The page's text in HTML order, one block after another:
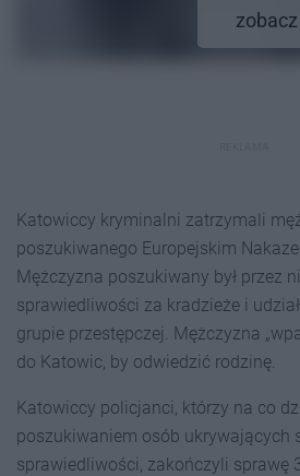
Katowiccy kryminalni zatrzymali
poszukiwanego Europejskim
Mężczyzna poszukiwany był przez
sprawiedliwości za kradzieże i
grupie przestępczej. Mężczyzna
do Katowic, by odwiedzić rodzinę.
Katowiccy policjanci, którzy na co
poszukiwaniem osób ukrywających
sprawiedliwości, zakończyli sprawę